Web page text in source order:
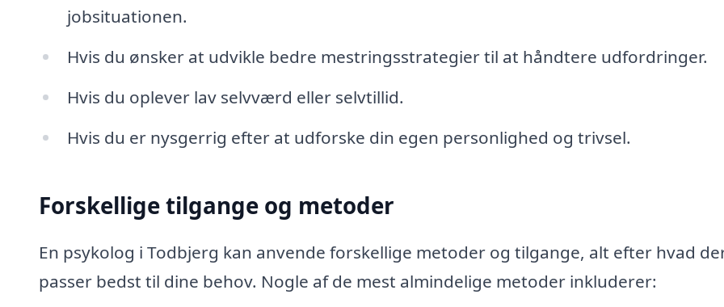
jobsituationen.
Hvis du ønsker at udvikle bedre mestringsstrategier til at håndtere udfordringer.
Hvis du oplever lav selvværd eller selvtillid.
Hvis du er nysgerrig efter at udforske din egen personlighed og trivsel.
Forskellige tilgange og metoder
En psykolog i Todbjerg kan anvende forskellige metoder og tilgange, alt efter hvad
passer bedst til dine behov. Nogle af de mest almindelige metoder inkluderer: